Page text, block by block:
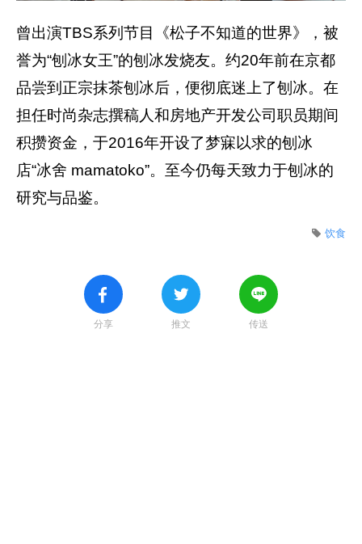
曾出演TBS系列节目《松子不知道的世界》，被
誉为“刨冰女王”的刨冰发烧友。约20年前在京都
品尝到正宗抹茶刨冰后，便彻底迷上了刨冰。在
担任时尚杂志撰稿人和房地产开发公司职员期间
积攒资金，于2016年开设了梦寐以求的刨冰
店“冰舍 mamatoko”。至今仍每天致力于刨冰的
研究与品鉴。
饮食
分享 推文 传送